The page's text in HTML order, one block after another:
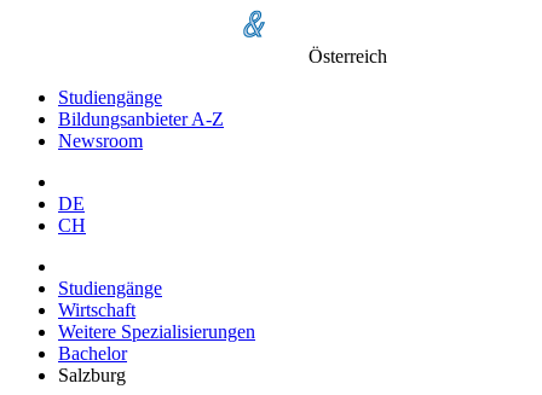
Österreich
Studiengänge
Bildungsanbieter A-Z
Newsroom
DE
CH
Studiengänge
Wirtschaft
Weitere Spezialisierungen
Bachelor
Salzburg